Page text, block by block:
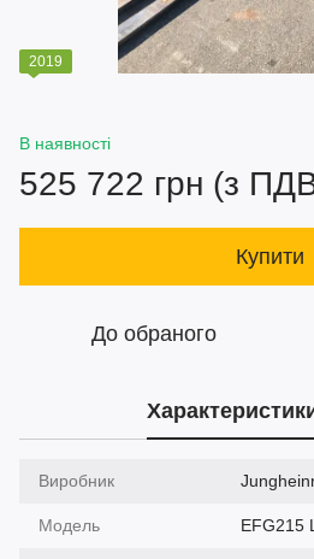
2019
В наявності
525 722 грн (з
Купити
До обраного
Виробник
Модель EFG215